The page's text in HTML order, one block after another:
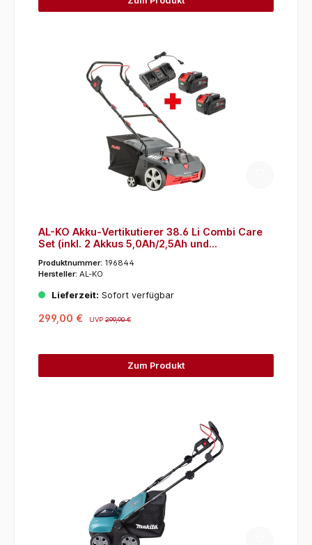
AL-KO Akku-Vertikutierer 38.6 Li Combi Care
Set (inkl. 2 Akkus 5,0Ah/2,5Ah und
Produktnummer: 196844
Hersteller: AL-KO
Lieferzeit: Sofort verfügbar
299,00 € UVP299,90 €
Zum Produkt